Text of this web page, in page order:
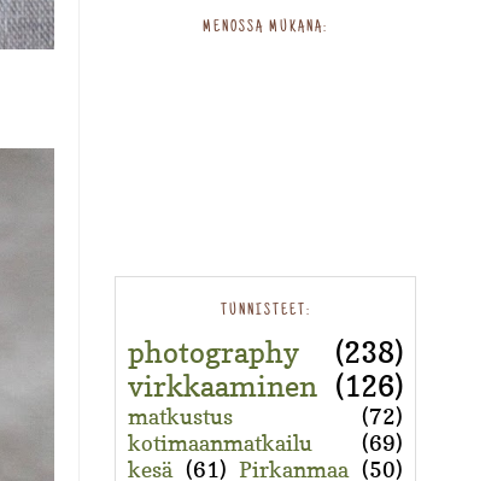
MENOSSA MUKANA:
TUNNISTEET:
photography
(238)
virkkaaminen (126)
matkustus
(72)
kotimaanmatkailu
(69)
kesä (61) Pirkanmaa (50)